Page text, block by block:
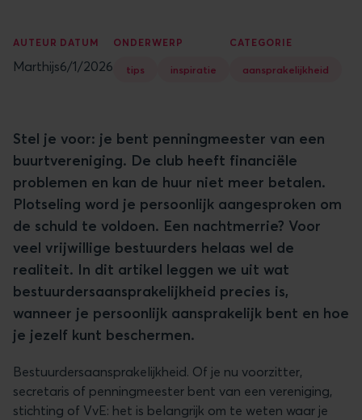
AUTEUR
Marthijs
DATUM
6/1/2026
ONDERWERP
tips inspiratie
CATEGORIE
aansprakelijkheid
Stel je voor: je bent penningmeester van een
buurtvereniging. De club heeft financiële
problemen en kan de huur niet meer betalen.
Plotseling word je persoonlijk aangesproken om
de schuld te voldoen. Een nachtmerrie? Voor
veel vrijwillige bestuurders helaas wel de
realiteit. In dit artikel leggen we uit wat
bestuurdersaansprakelijkheid precies is,
wanneer je persoonlijk aansprakelijk bent en hoe
je jezelf kunt beschermen.
Bestuurdersaansprakelijkheid. Of je nu voorzitter,
secretaris of penningmeester bent van een vereniging,
stichting of VvE: het is belangrijk om te weten waar je